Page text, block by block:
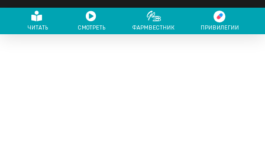
ЧИТАТЬ СМОТРЕТЬ ФАРМВЕСТНИК ПРИВИЛЕГИИ